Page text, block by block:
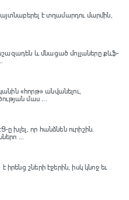
է տղամարդու մարմին,
և մնացած մոլլաները քևֆ-
«հորթ» անվանելու,
մաս ...
խլել, որ հանձնեն ուրիշին.
...
իրենց շների էջերին, իսկ կնոջ եւ